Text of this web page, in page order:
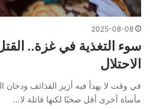
2025-08-08
سوء التغذية في غزة..
الاحتلال
في وقت لا يهدأ فيه أزيز القذائف
مأساة أخرى أقل صخبًا لكنها قاتلة لا…